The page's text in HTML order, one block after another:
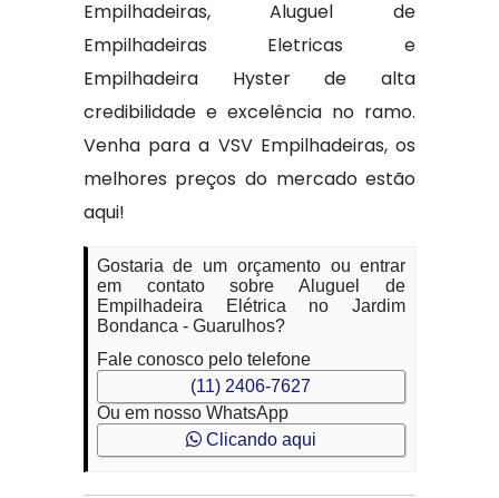
Empilhadeiras, Aluguel de
Empilhadeiras Eletricas e
Empilhadeira Hyster de alta
credibilidade e excelência no ramo.
Venha para a VSV Empilhadeiras, os
melhores preços do mercado estão
aqui!
Gostaria de um orçamento ou entrar
em contato sobre Aluguel de
Empilhadeira Elétrica no Jardim
Bondanca - Guarulhos?
Fale conosco pelo telefone
(11) 2406-7627
Ou em nosso WhatsApp
Clicando aqui